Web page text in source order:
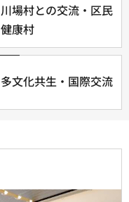
川場村との交流・区民
健康村
多文化共生・国際交流